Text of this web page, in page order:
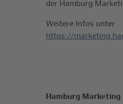
der Hamburg
Weitere Infos unter
https://
Hamburg Marketing